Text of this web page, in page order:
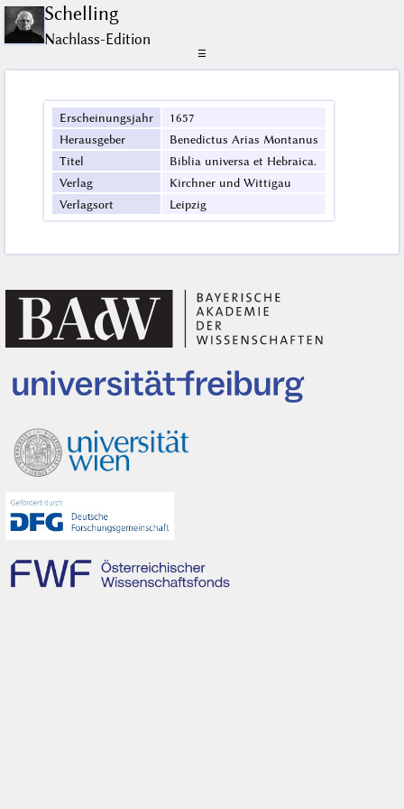
Schelling
Nachlass-Edition
☰
Erscheinungsjahr
1657
Herausgeber
Benedictus Arias Montanus
Titel
Biblia universa et Hebraica.
Verlag
Kirchner und Wittigau
Verlagsort
Leipzig